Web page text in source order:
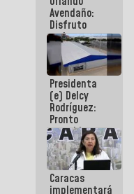
Avendaño:
Disfruto
cada vez
que escribes
porque lo
que haces
es
embarrarla
Presidenta
(e) Delcy
Rodríguez:
Pronto
restableceremos
las
operaciones
en el
Aeropuerto
Caracas
implementará